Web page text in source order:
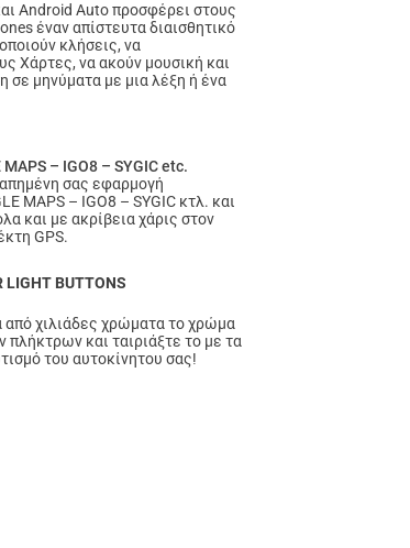
Android Auto προσφέρει στους
έναν απίστευτα διαισθητικό
κλήσεις, να
Χάρτες, να ακούν μουσική και
σε μηνύματα με μια λέξη ή ένα
– IGO8 – SYGIC etc.
σας εφαρμογή
MAPS – IGO8 – SYGIC κτλ. και
και με ακρίβεια χάρις στον
GPS.
LIGHT BUTTONS
από χιλιάδες χρώματα το χρώμα
και ταιριάξτε το με τα
του αυτοκίνητου σας!